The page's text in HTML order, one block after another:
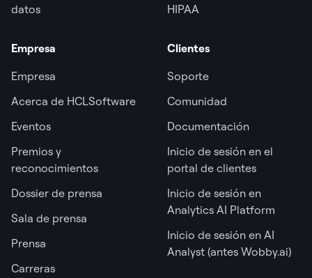
datos
HIPAA
Empresa
Empresa
Acerca de HCLSoftware
Eventos
Premios y
reconocimientos
Dossier de prensa
Sala de prensa
Prensa
Carreras
Clientes
Soporte
Comunidad
Documentación
Inicio de sesión en el
portal de clientes
Inicio de sesión en
Analytics AI Platform
Inicio de sesión en AI
Analyst (antes Wobby.ai)